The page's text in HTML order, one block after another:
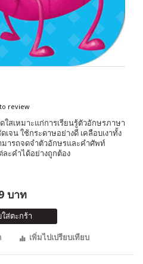
review
สเหมาะแก่การเรียนรู้ตัวอักษรภาษา
จน ใช้กระดาษอย่างดี เคลือบเงาทั้ง
มารถจดจำตัวอักษรและคำศัพท์
ะคำได้อย่างถูกต้อง
บาท
ส่ตะกร้า
เพิ่มไปเปรียบเทียบ